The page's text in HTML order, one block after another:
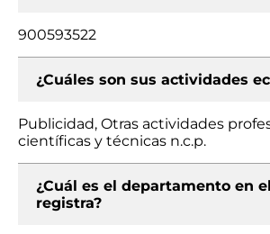
900593522
¿Cuáles son sus actividades
Publicidad, Otras actividades
científicas y técnicas n.c.p.
¿Cuál es el departamento en
registra?